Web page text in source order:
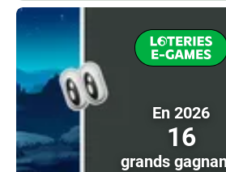
En 2026
16
grands